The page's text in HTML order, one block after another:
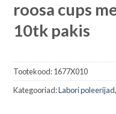
roosa cups
10tk pakis
Tootekood:1677X010
Kategooriad:Labori poleerijad,